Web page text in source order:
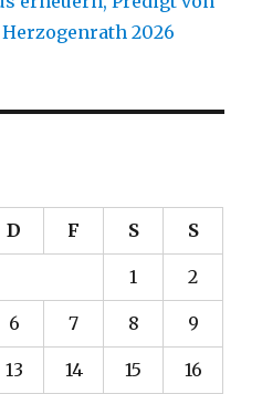
2026
D F S S
1 2
6 7 8 9
13 14 15 16